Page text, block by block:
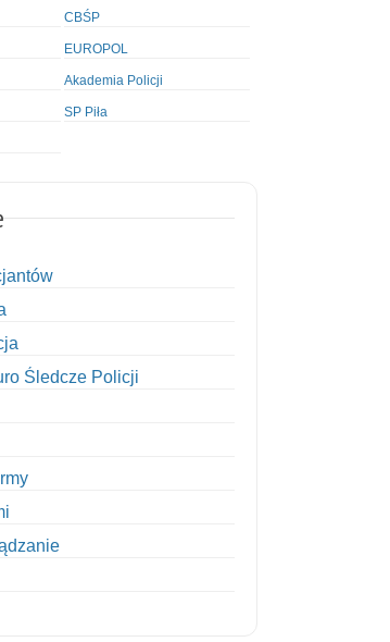
CBŚP
EUROPOL
Akademia Policji
SP Piła
Śledcze Policji